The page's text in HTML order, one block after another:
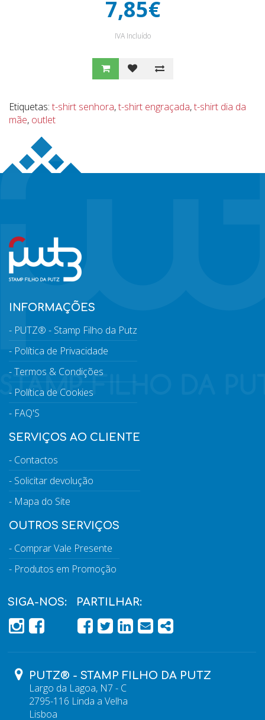
7,85€
IVA Incluído
Etiquetas: t-shirt senhora,t-shirt engraçada,t-shirt dia da
mãe, outlet
INFORMAÇÕES
PUTZ® - Stamp Filho da Putz
Política de Privacidade
Termos & Condições
Política de Cookies
FAQ'S
SERVIÇOS AO CLIENTE
Contactos
Solicitar devolução
Mapa do Site
OUTROS SERVIÇOS
Comprar Vale Presente
Produtos em Promoção
SIGA-NOS:
PÁGINA DO FACEBOOK
PÁGINA DO FACEBOOK
PARTILHAR:
FACEBOOK
TWITTER
LINKEDIN
EMAIL
PUTZ® - STAMP FILHO DA PUTZ
Largo da Lagoa, N7 - C
2795-116 Linda a Velha
Lisboa